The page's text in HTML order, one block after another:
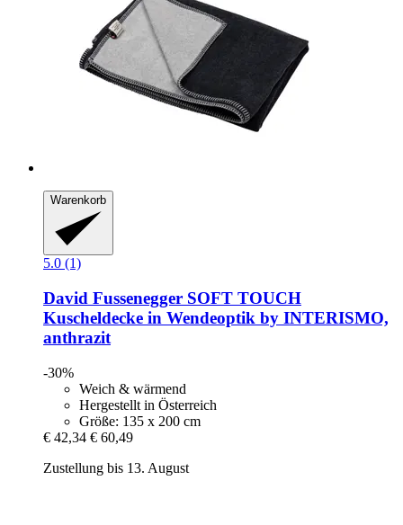
Warenkorb
5.0 (1)
David Fussenegger SOFT TOUCH
Kuscheldecke in Wendeoptik by INTERISMO,
anthrazit
-30%
Weich & wärmend
Hergestellt in Österreich
Größe: 135 x 200 cm
€ 42,34 € 60,49
Zustellung bis 13. August